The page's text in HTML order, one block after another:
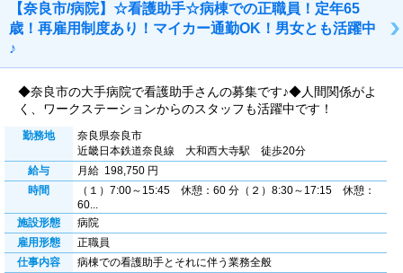
【奈良市/病院】☆看護助手☆病棟での正職員！定年65
歳！再雇用制度あり！マイカー通勤OK！男女とも活躍中
♪
◆奈良市の大手病院で看護助手さんの募集です♪◆人間関係がよ
く、ワークステーションからのスタッフも活躍中です！
勤務地
奈良県奈良市
近畿日本鉄道奈良線 大和西大寺駅 徒歩20分
給与
月給 198,750 円
時間
（１）7:00～15:45 休憩：60 分（２）8:30～17:15 休憩：
60...
施設形態
病院
雇用形態
正職員
仕事内容
病棟での看護助手とそれに伴う業務全般